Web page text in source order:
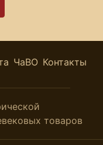
ЧаВО Контакты
товаров